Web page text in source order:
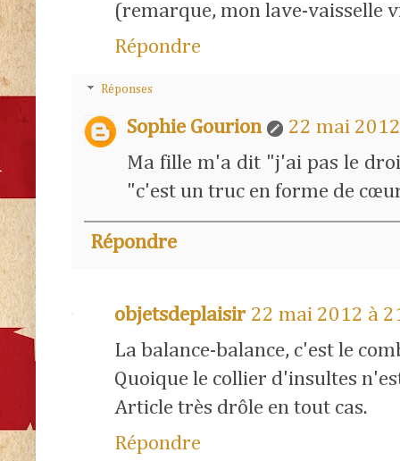
(remarque, mon lave-vaisselle
Répondre
Réponses
Sophie Gourion
22 mai
Ma fille m'a dit "j'ai pas le
"c'est un truc en forme de
Répondre
objetsdeplaisir 22 mai 2012 à
La balance-balance, c'est le
Quoique le collier d'insultes
Article très drôle en tout cas.
Répondre